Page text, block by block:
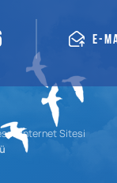
E-
İnternet Sitesi